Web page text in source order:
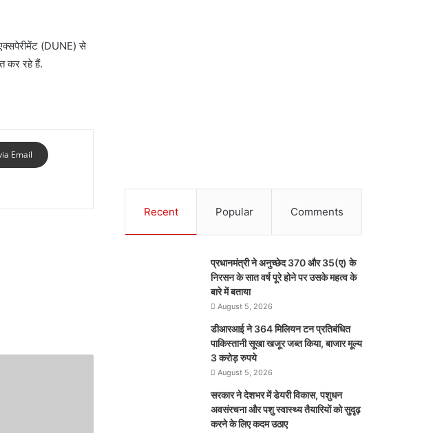
(DUNE) से
कर रहे हैं.
Email
Recent Popular Comments
प्रधानमंत्री ने अनुच्छेद 370 और 35(ए) के
निरसन के सात वर्ष पूरे होने पर उसके महत्व के
बारे में बताया
August 5, 2026
डीआरआई ने 364 मिलियन टन प्रतिबंधित
पाकिस्तानी सूखा खजूर जब्त किया, बाजार मूल्य
3 करोड़ रुपये
August 5, 2026
सरकार ने देशभर में डेयरी विकास, पशुधन
अवसंरचना और पशु स्वास्थ्य तैयारियों को सुदृढ़
करने के लिए कदम उठाए